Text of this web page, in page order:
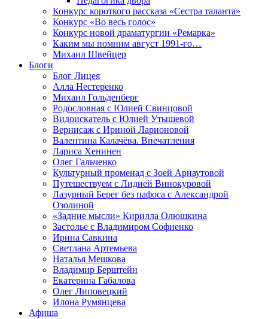
Конкурс короткого рассказа «Сестра таланта»
Конкурс «Во весь голос»
Конкурс новой драматургии «Ремарка»
Каким мы помним август 1991-го…
Михаил Швейцер
Блоги
Блог Лицея
Алла Нестеренко
Михаил Гольденберг
Родословная с Юлией Свинцовой
Видоискатель с Юлией Утышевой
Вернисаж с Ириной Ларионовой
Валентина Калачёва. Впечатления
Лариса Хенинен
Олег Гальченко
Культурный променад с Зоей Арнаутовой
Путешествуем с Лидией Винокуровой
Лазурный Берег без пафоса с Александрой
Озолиной
«Задние мысли» Кирилла Олюшкина
Застолье с Владимиром Софиенко
Ирина Савкина
Светлана Артемьева
Наталья Мешкова
Владимир Берштейн
Екатерина Габалова
Олег Липовецкий
Илона Румянцева
Афиша